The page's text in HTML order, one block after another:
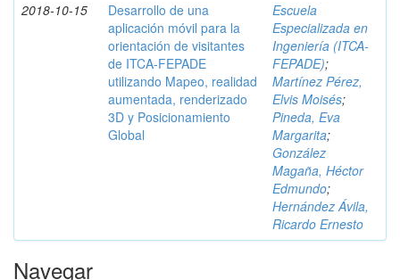
2018-10-15
Desarrollo de una
aplicación móvil para la
orientación de visitantes
de ITCA-FEPADE
utilizando Mapeo, realidad
aumentada, renderizado
3D y Posicionamiento
Global
Escuela
Especializada en
Ingeniería (ITCA-
FEPADE);
Martínez Pérez,
Elvis Moisés;
Pineda, Eva
Margarita;
González
Magaña, Héctor
Edmundo;
Hernández Ávila,
Ricardo Ernesto
Navegar